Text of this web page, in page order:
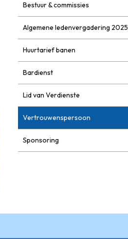
Bestuur & commissies
Algemene ledenvergadering 2025
Huurtarief banen
Bardienst
Lid van Verdienste
Vertrouwenspersoon
Sponsoring